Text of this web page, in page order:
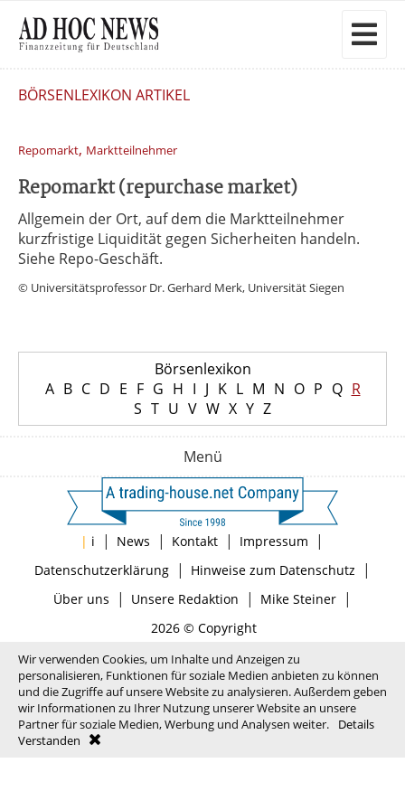
BÖRSENLEXIKON ARTIKEL
Repomarkt, Marktteilnehmer
Repomarkt (repurchase market)
Allgemein der Ort, auf dem die Marktteilnehmer
kurzfristige Liquidität gegen Sicherheiten handeln.
Siehe Repo-Geschäft.
© Universitätsprofessor Dr. Gerhard Merk, Universität Siegen
Börsenlexikon
A B C D E F G H I J K L M N O P Q R
S T U V W X Y Z
Menü
| i | News | Kontakt | Impressum |
Datenschutzerklärung| Hinweise zum Datenschutz |
Über uns | Unsere Redaktion | Mike Steiner|
2026 © Copyright
Wir verwenden Cookies, um Inhalte und Anzeigen zu
personalisieren, Funktionen für soziale Medien anbieten zu können
und die Zugriffe auf unsere Website zu analysieren. Außerdem geben
wir Informationen zu Ihrer Nutzung unserer Website an unsere
Partner für soziale Medien, Werbung und Analysen weiter.
Details
Verstanden